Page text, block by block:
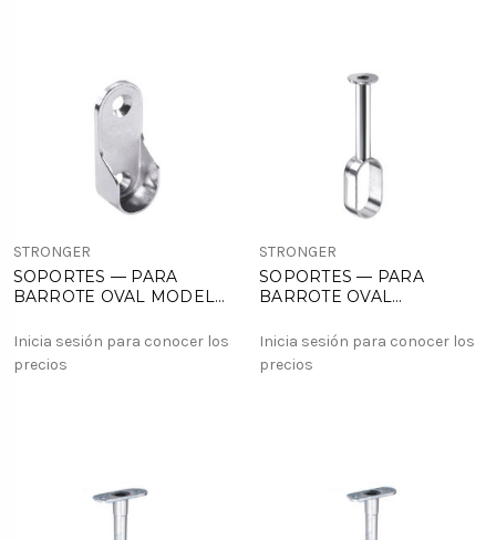
STRONGER
SOPORTES — PARA
BARROTE OVAL MODELO
Inicia sesión para conocer los
precios
STRONGER
SOPORTES — PARA
BARROTE OVAL
Inicia sesión para conocer los
precios